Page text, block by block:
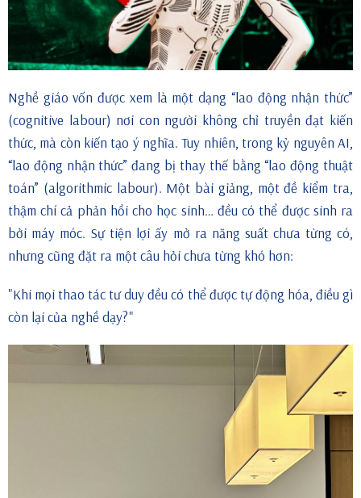
Nghề giáo vốn được xem là một dạng “lao động nhận thức”
(cognitive labour) nơi con người không chỉ truyền đạt kiến
thức, mà còn kiến tạo ý nghĩa. Tuy nhiên, trong kỷ nguyên AI,
“lao động nhận thức” đang bị thay thế bằng “lao động thuật
toán” (algorithmic labour). Một bài giảng, một đề kiểm tra,
thậm chí cả phản hồi cho học sinh… đều có thể được sinh ra
bởi máy móc. Sự tiện lợi ấy mở ra năng suất chưa từng có,
nhưng cũng đặt ra một câu hỏi chưa từng khó hơn:
"Khi mọi thao tác tư duy đều có thể được tự động hóa, điều gì
còn lại của nghề dạy?"